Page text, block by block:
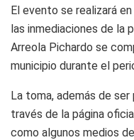
El evento se realizará
las inmediaciones de la
Arreola Pichardo se
municipio durante el
La toma, además de
través de la página
como algunos medios